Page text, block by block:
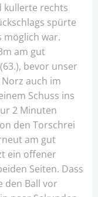
kullerte rechts
spürte
möglich war.
am gut
bevor unser
auch im
Schuss ins
2 Minuten
den Torschrei
am gut
ein offener
Seiten. Dass
den Ball vor